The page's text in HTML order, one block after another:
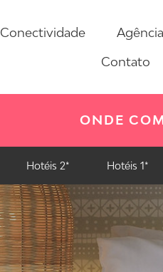
Conectividade
Contato
ONDE
Hotéis 2* Hotéis 1*